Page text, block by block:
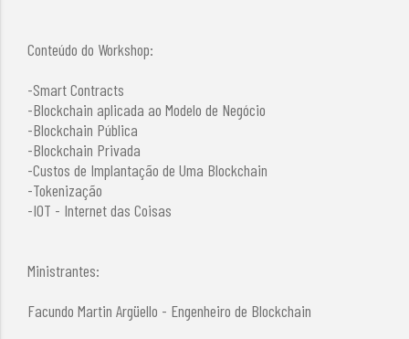
Conteúdo do Workshop:
-Smart Contracts
-Blockchain aplicada ao Modelo de Negócio
-Blockchain Pública
-Blockchain Privada
-Custos de Implantação de Uma Blockchain
-Tokenização
-IOT - Internet das Coisas
Ministrantes:
Facundo Martin Argüello - Engenheiro de Blockchain